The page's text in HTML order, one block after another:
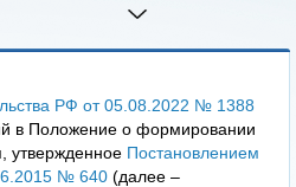
РФ от 05.08.2022 № 1388
в Положение о формировании
утвержденное Постановлением
№ 640 (далее –